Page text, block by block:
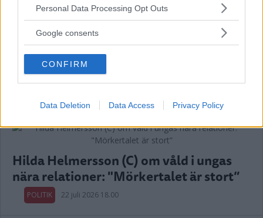
Please note that this website/app uses one or more Google
not limited to your visit or usage behaviour. You may click to
use your data for below specified purposes in below Google
consent section.
Personal Data Processing Opt Outs
Google consents
CONFIRM
Data Deletion Data Access Privacy Policy
De vill att Vimmerbyborna får veta mer
inför valet – han leder debatten
POLITIK 28 juli 2026 15.00
Hilda Helmersson (C) om våld i ungas
nära relationer: "Mörkertalet är stort”
POLITIK 22 juli 2026 18.00